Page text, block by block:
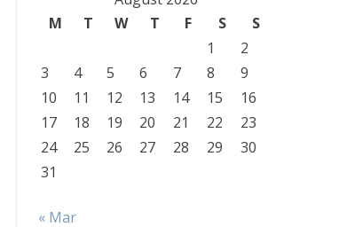
M
T W T F S
S
1
2
3
4 5 6 7 8
9
10
11 12 13 14 15
16
17
18 19 20 21 22
23
24
25 26 27 28 29
30
31
« Mar